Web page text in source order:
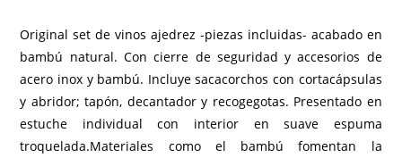
Original set de vinos ajedrez -piezas incluidas- acabado en
bambú natural. Con cierre de seguridad y accesorios de
acero inox y bambú. Incluye sacacorchos con cortacápsulas
y abridor; tapón, decantador y recogegotas. Presentado en
estuche individual con interior en suave espuma
troquelada.Materiales como el bambú fomentan la